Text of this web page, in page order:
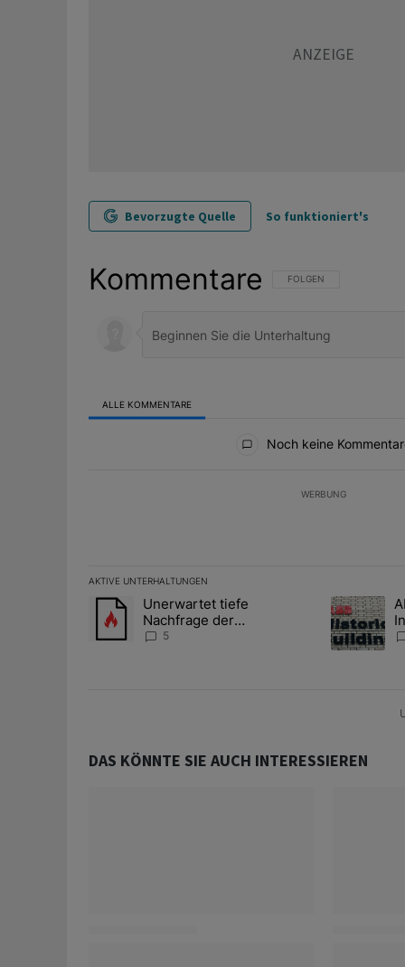
Bevorzugte Quelle So funktioniert's
Kommentare FOLGE DIESER
FOLGEN
ALLE KOMMENTARE
Noch keine
WERBUNG
AKTIVE UNTERHALTUNGEN
Das Folgende ist eine Liste der am meisten
Ein Trendartikel mit dem Titel "Unerwartet tiefe
Unerwartet tiefe
Nachfrage der
Zentralbanken könnte
5
Ein
DAS KÖNNTE SIE AUCH INTERESSIEREN